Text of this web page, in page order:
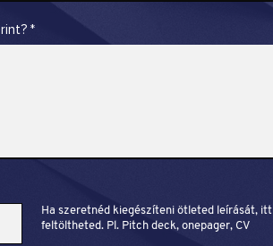
Ha szeretnéd kiegészíteni ötleted leírását, itt
feltöltheted. Pl. Pitch deck, onepager, CV